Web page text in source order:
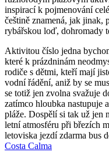
inspirací k pojmenování
češtině znamená, jak jinak,
rybářskou loď, dohromady
Aktivitou číslo jedna
které k prázdninám
rodiče s dětmi, kteří mají
vodní řádění, aniž by se
se totiž jen zvolna svažuje
zatímco hloubka nastupuje
pláže. Dospělí si tak už jen
letní atmosféru při březích
letoviska jezdí zdarma bus
Costa Calma